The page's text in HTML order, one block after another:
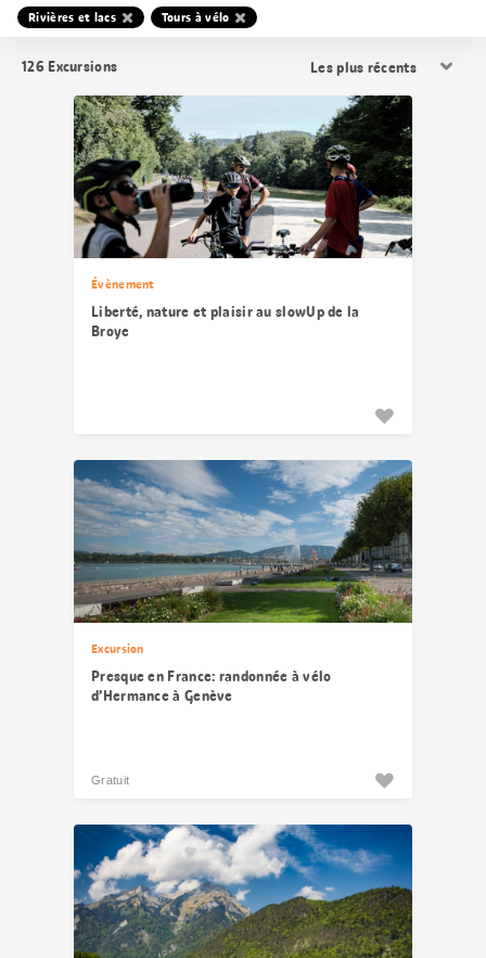
Rivières et lacs Tours à vélo
126 Excursions
les
résultats
Évènement
Liberté, nature et plaisir au slowUp de la
Broye
Excursion
Presque en France: randonnée à vélo
d’Hermance à Genève
Gratuit